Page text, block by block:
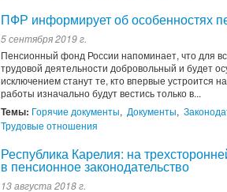
ПФР информирует об особенностях
5 сентября 2019 г.
Пенсионный фонд России напоминает, что для
трудовой деятельности добровольный и будет
исключением станут те, кто впервые устроится
работы изначально будут вестись только в...
Темы: Горячие документы, Документы,
Трудовые отношения
Республика Карелия: на
в пенсионное законодательство
13 августа 2018 г.